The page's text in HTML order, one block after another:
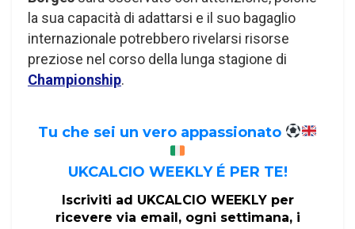
la sua capacità di adattarsi e il suo bagaglio
internazionale potrebbero rivelarsi risorse
preziose nel corso della lunga stagione di
Championship.
Tu che sei un vero appassionato
UKCALCIO WEEKLY É PER TE!
Iscriviti ad UKCALCIO WEEKLY per
ricevere via email, ogni settimana, i